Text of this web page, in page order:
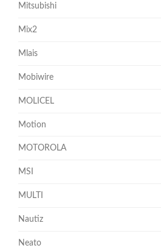
Mitsubishi
Mix2
Mlais
Mobiwire
MOLICEL
Motion
MOTOROLA
MSI
MULTI
Nautiz
Neato